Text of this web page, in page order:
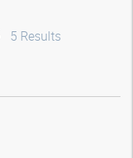
5 Results